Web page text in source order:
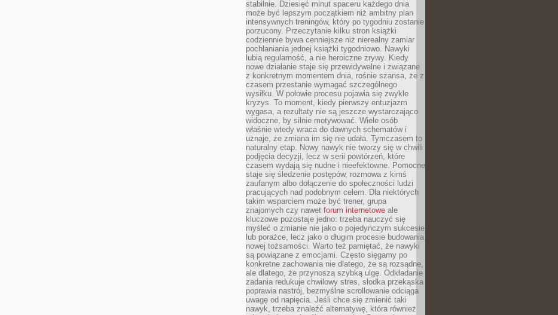
stabilnie. Dziesięć minut spaceru każdego dnia
może być lepszym początkiem niż ambitny plan
intensywnych treningów, który po tygodniu zostanie
porzucony. Przeczytanie kilku stron książki
codziennie bywa cenniejsze niż nierealny zamiar
pochłaniania jednej książki tygodniowo. Nawyki
lubią regularność, a nie heroiczne zrywy. Kiedy
nowe działanie staje się przewidywalne i związane
z konkretnym momentem dnia, rośnie szansa, że z
czasem przestanie wymagać szczególnego
wysiłku. W połowie procesu pojawia się zwykle
kryzys. To moment, kiedy pierwszy entuzjazm
wygasa, a rezultaty nie są jeszcze wystarczająco
widoczne, by silnie motywować. Wiele osób
właśnie wtedy wraca do dawnych schematów i
uznaje, że zmiana im się nie udała. Tymczasem to
naturalny etap. Nowy nawyk nie tworzy się w chwili
podjęcia decyzji, lecz w serii powtórzeń, które
czasem wydają się nudne i nieefektowne. Pomocne
staje się śledzenie postępów, rozmowa z kimś
zaufanym albo dołączenie do społeczności ludzi
pracujących nad podobnym celem. Dla niektórych
takim wsparciem może być trener, grupa
znajomych czy nawet forum internetowe ale
kluczowe pozostaje jedno: trzeba nauczyć się
myśleć o zmianie nie jako o pojedynczym sukcesie
lub porażce, lecz jako o długim procesie budowania
nowej tożsamości. Warto też pamiętać, że nawyki
są powiązane z emocjami. Często sięgamy po
konkretne zachowania nie dlatego, że są rozsądne,
ale dlatego, że przynoszą szybką ulgę. Odkładanie
zadania redukuje chwilowy stres, słodka przekąska
poprawia nastrój, bezmyślne scrollowanie odciąga
uwagę od napięcia. Jeśli chce się zmienić taki
nawyk, trzeba znaleźć alternatywę, która również